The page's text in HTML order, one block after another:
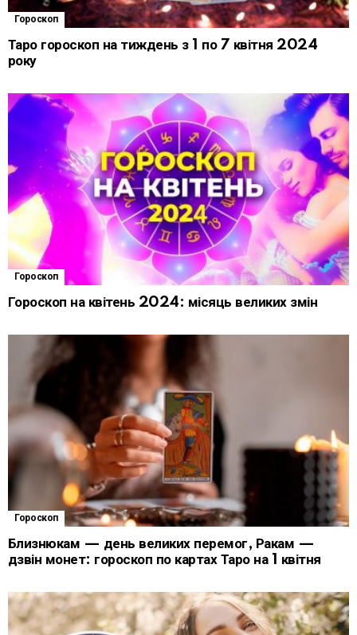
Гороскоп
Таро гороскоп на тиждень з 1 по 7 квітня 2024
року
Гороскоп
Гороскоп на квітень 2024: місяць великих змін
Гороскоп
Близнюкам — день великих перемог, Ракам —
дзвін монет: гороскоп по картах Таро на 1 квітня